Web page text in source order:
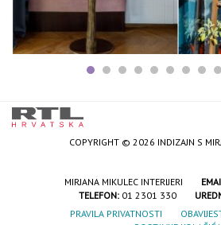
COPYRIGHT © 2026 INDIZAJN S
MIRJANA MIKULEC INTERIJERI
TELEFON: 01 2301 330
PRAVILA PRIVATNOSTI